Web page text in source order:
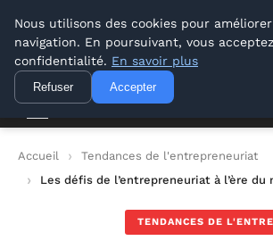
Lyon Photos
Lyon Photos
Accueil
Tendances de l'entrepreneuriat
Les défis de l’entrepreneuriat à l’ère du
TENDANCES DE
Nous utilisons des cookies pour
navigation. En poursuivant, vous
confidentialité. En savoir plus
Refuser Accepter